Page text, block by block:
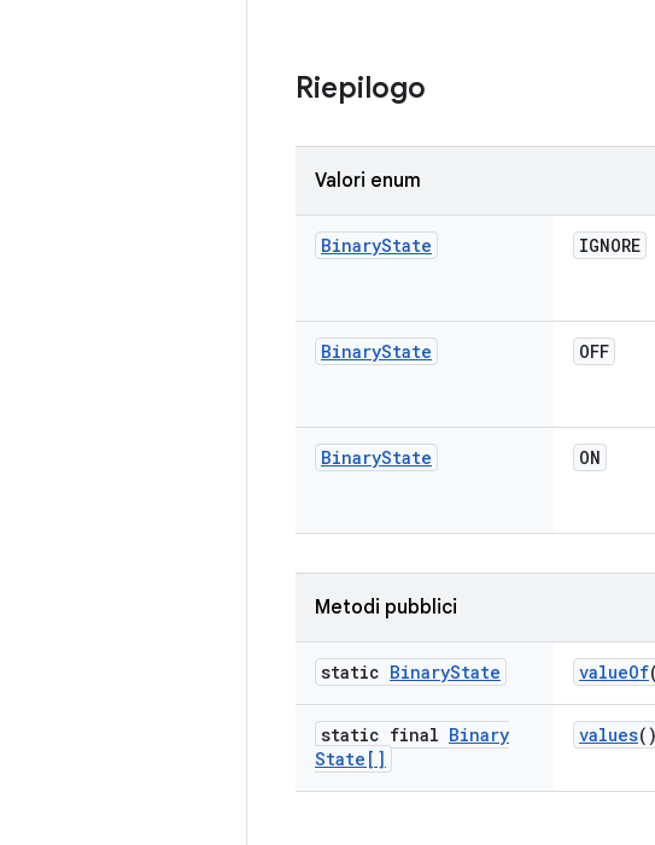
Riepilogo
Valori enum
BinaryState IGNORE
BinaryState OFF
BinaryState ON
Metodi pubblici
static BinaryState valueOf
static final Binary
State[]
values()